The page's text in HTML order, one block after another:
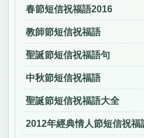
春節短信祝福語2016
教師節短信祝福語
聖誕節短信祝福語句
中秋節短信祝福語
聖誕節短信祝福語大全
2012年經典情人節短信祝福